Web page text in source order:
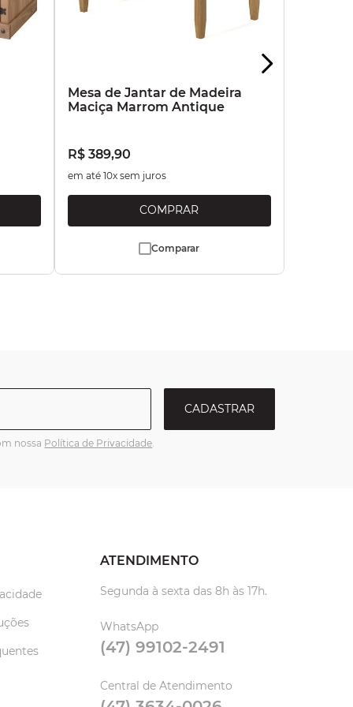
Mesa de Jantar de Madeira
Maciça Marrom Antique
R$ 389,90
em até 10x sem juros
Comparar
CADASTRAR
nossa Política de Privacidade.
ATENDIMENTO
Segunda à sexta das 8h às 17h.
WhatsApp
(47) 99102-2491
Central de Atendimento